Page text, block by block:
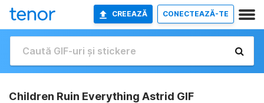
CREEAZĂ CONECTEAZĂ-TE
Children Ruin Everything Astrid GIF